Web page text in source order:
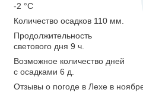
-2 °C
Количество осадков 110 мм.
Продолжительность
светового дня 9 ч.
Возможное количество дней
с осадками 6 д.
Отзывы о погоде в Лехе в